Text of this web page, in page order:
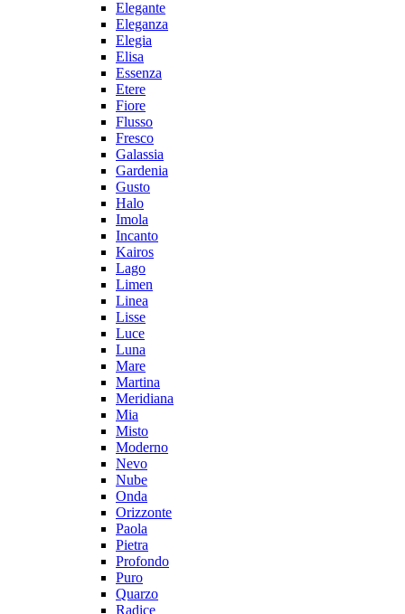
Elegante
Eleganza
Elegia
Elisa
Essenza
Etere
Fiore
Flusso
Fresco
Galassia
Gardenia
Gusto
Halo
Imola
Incanto
Kairos
Lago
Limen
Linea
Lisse
Luce
Luna
Mare
Martina
Meridiana
Mia
Misto
Moderno
Nevo
Nube
Onda
Orizzonte
Paola
Pietra
Profondo
Puro
Quarzo
Radice